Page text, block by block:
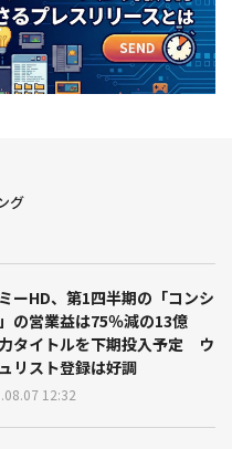
グ
ーHD、第1四半期の「コンシ
の営業益は75％減の13億
タイトルを下期投入予定 ウ
リスト登録は好調
12:32